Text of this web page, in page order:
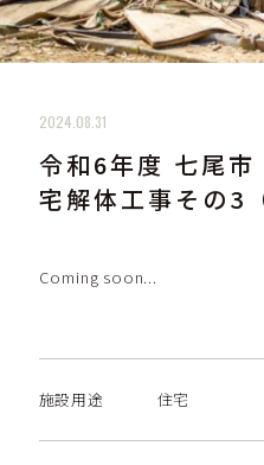
2024.08.31
令和6年度 七尾
宅解体工事その3
Coming soon...
施設用途 住宅